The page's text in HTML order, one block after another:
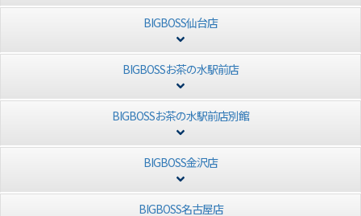
BIGBOSS仙台店
BIGBOSSお茶の水駅前店
BIGBOSSお茶の水駅前店別館
BIGBOSS金沢店
BIGBOSS名古屋店